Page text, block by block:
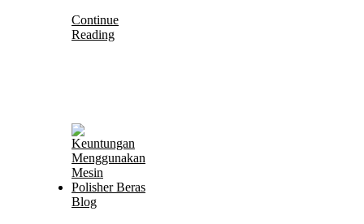
Continue
Reading
Blog